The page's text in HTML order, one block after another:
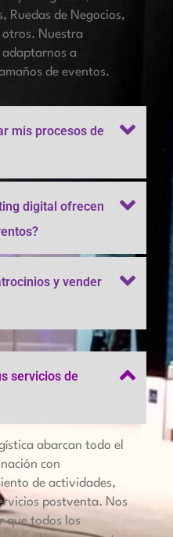
Ruedas de Negocios,
otros. Nuestra
adaptarnos a
de eventos.
mis procesos de
digital ofrecen
y vender
servicios de
abarcan todo el
con
de actividades,
postventa. Nos
que todos los